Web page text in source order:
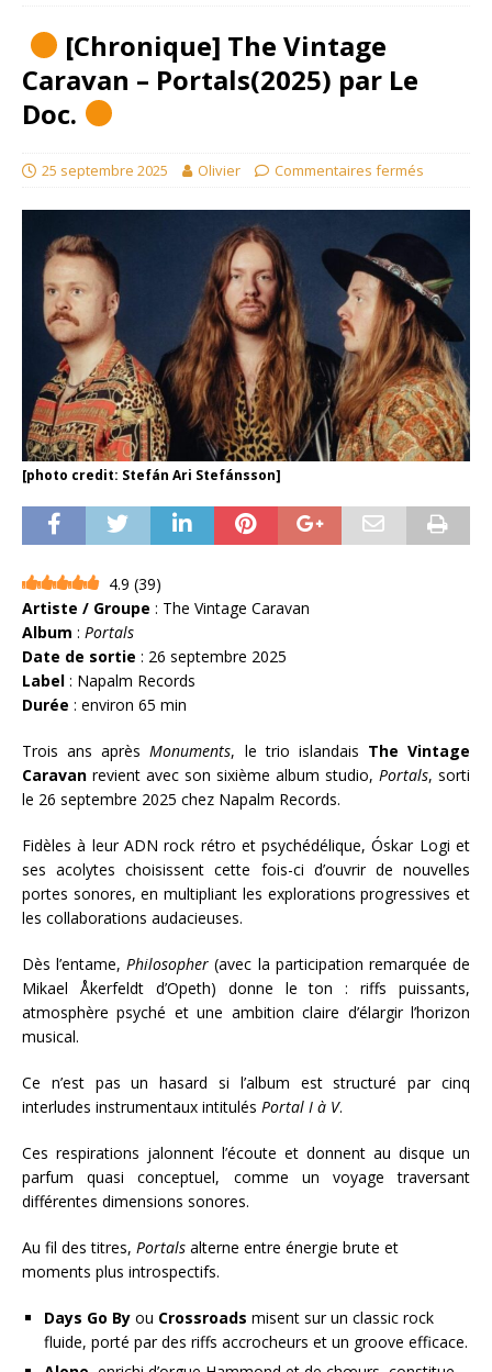
[Chronique] The Vintage
Caravan – Portals(2025) par Le
Doc.
25 septembre 2025 Olivier Commentaires fermés
[photo credit: Stefán Ari Stefánsson]
4.9 (39)
Artiste / Groupe : The Vintage Caravan
Album : Portals
Date de sortie : 26 septembre 2025
Label : Napalm Records
Durée : environ 65 min
Trois ans aprèsMonuments, le trio islandais The Vintage
Caravan revient avec son sixième album studio, Portals, sorti
le 26 septembre 2025 chez Napalm Records.
Fidèles à leur ADN rock rétro et psychédélique, Óskar Logi et
ses acolytes choisissent cette fois-ci d’ouvrir de nouvelles
portes sonores, en multipliant les explorations progressives et
les collaborations audacieuses.
Dès l’entame,Philosopher (avec la participation remarquée de
Mikael Åkerfeldt d’Opeth) donne le ton : riffs puissants,
atmosphère psyché et une ambition claire d’élargir l’horizon
musical.
Ce n’est pas un hasard si l’album est structuré par cinq
interludes instrumentaux intitulés Portal I à V.
Ces respirations jalonnent l’écoute et donnent au disque un
parfum quasi conceptuel, comme un voyage traversant
différentes dimensions sonores.
Au fil des titres, Portals alterne entre énergie brute et
moments plus introspectifs.
Days Go By ou Crossroads misent sur un classic rock
fluide, porté par des riffs accrocheurs et un groove efficace.